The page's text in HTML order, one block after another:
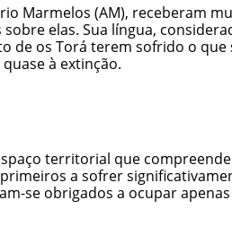
Marmelos (AM), receberam
elas. Sua língua,
de os Torá terem sofrido o
à extinção.
territorial que
a sofrer
se obrigados a ocupar